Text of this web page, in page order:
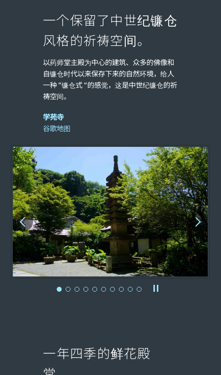
一个保留了中世纪镰仓
风格的祈祷空间。
以药师堂主殿为中心的建筑、众多的佛像和
自镰仓时代以来保存下来的自然环境，给人
一种 “镰仓式 “的感觉，这是中世纪镰仓的祈
祷空间。
学苑寺
谷歌地图
一年四季的鲜花殿